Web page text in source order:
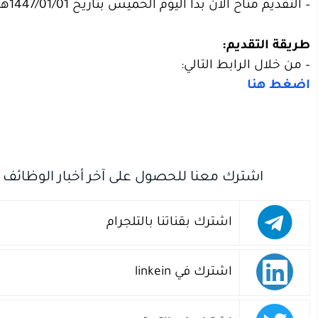
– التقديم مُتاح الآن بدأ اليوم الخميس بتاريخ 1447/01/01هـ الموافق 2025/06/26م.
طريقة التقديم:
– من خلال الرابط التالي:
اضغط هنا
اشترك معنا للحصول على آخر أخبار الوظائف
اشترك بقناتنا بالتلجرام
اشترك في linkein